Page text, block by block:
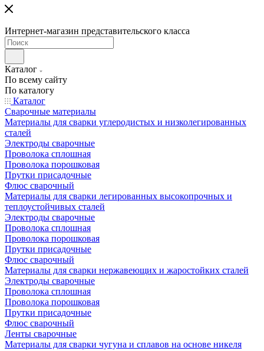
Интернет-магазин представительского класса
Каталог
По всему сайту
По каталогу
Каталог
Сварочные материалы
Материалы для сварки углеродистых и низколегированных
сталей
Электроды сварочные
Проволока сплошная
Проволока порошковая
Прутки присадочные
Флюс сварочный
Материалы для сварки легированных высокопрочных и
теплоустойчивых сталей
Электроды сварочные
Проволока сплошная
Проволока порошковая
Прутки присадочные
Флюс сварочный
Материалы для сварки нержавеющих и жаростойких сталей
Электроды сварочные
Проволока сплошная
Проволока порошковая
Прутки присадочные
Флюс сварочный
Ленты сварочные
Материалы для сварки чугуна и сплавов на основе никеля